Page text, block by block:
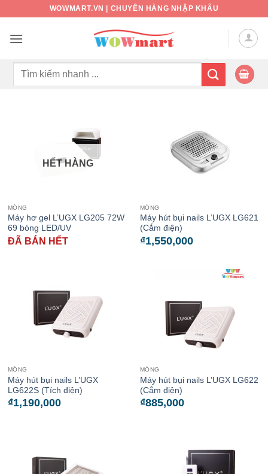
nội
WOWMART.VN | CHUYÊN HÀNG NHẬP KHẨU
Tìm
HẾT HÀNG
MÓNG
Máy hơ gel L’UGX LG205 72W
69 bóng LED/UV
ĐÃ BÁN HẾT
MÓNG
Máy hút bụi nails L’UGX LG621
(Cắm điện)
₫1,550,000
MÓNG
Máy hút bụi nails L’UGX
LG622S (Tích điện)
₫1,190,000
MÓNG
Máy hút bụi nails L’UGX LG622
(Cắm điện)
₫885,000